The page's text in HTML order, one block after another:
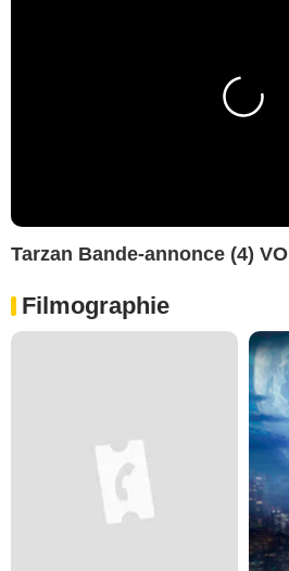
Tarzan Bande-annonce (4) VO
Filmographie